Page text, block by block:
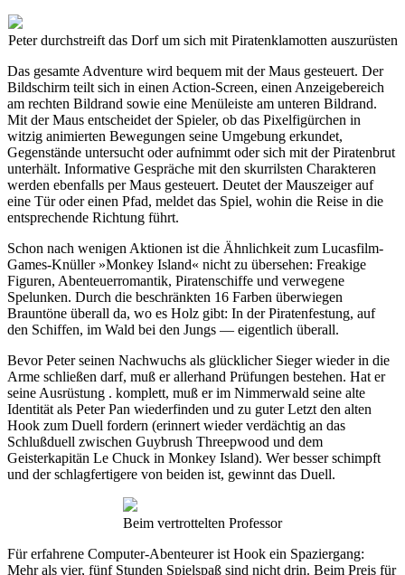
Peter durchstreift das Dorf um sich mit Piratenklamotten auszurüsten
Das gesamte Adventure wird bequem mit der Maus gesteuert. Der
Bildschirm teilt sich in einen Action-Screen, einen Anzeigebereich
am rechten Bildrand sowie eine Menüleiste am unteren Bildrand.
Mit der Maus entscheidet der Spieler, ob das Pixelfigürchen in
witzig animierten Bewegungen seine Umgebung erkundet,
Gegenstände untersucht oder aufnimmt oder sich mit der Piratenbrut
unterhält. Informative Gespräche mit den skurrilsten Charakteren
werden ebenfalls per Maus gesteuert. Deutet der Mauszeiger auf
eine Tür oder einen Pfad, meldet das Spiel, wohin die Reise in die
entsprechende Richtung führt.
Schon nach wenigen Aktionen ist die Ähnlichkeit zum Lucasfilm-
Games-Knüller »Monkey Island« nicht zu übersehen: Freakige
Figuren, Abenteuerromantik, Piratenschiffe und verwegene
Spelunken. Durch die beschränkten 16 Farben überwiegen
Brauntöne überall da, wo es Holz gibt: In der Piratenfestung, auf
den Schiffen, im Wald bei den Jungs — eigentlich überall.
Bevor Peter seinen Nachwuchs als glücklicher Sieger wieder in die
Arme schließen darf, muß er allerhand Prüfungen bestehen. Hat er
seine Ausrüstung . komplett, muß er im Nimmerwald seine alte
Identität als Peter Pan wiederfinden und zu guter Letzt den alten
Hook zum Duell fordern (erinnert wieder verdächtig an das
Schlußduell zwischen Guybrush Threepwood und dem
Geisterkapitän Le Chuck in Monkey Island). Wer besser schimpft
und der schlagfertigere von beiden ist, gewinnt das Duell.
Beim vertrottelten Professor
Für erfahrene Computer-Abenteurer ist Hook ein Spaziergang:
Mehr als vier, fünf Stunden Spielspaß sind nicht drin. Beim Preis für